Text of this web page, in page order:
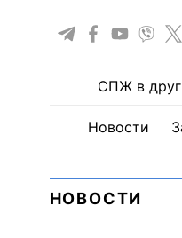
СПЖ в
Новости
НОВОСТИ